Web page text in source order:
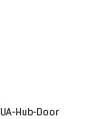
UA-Hub-Door